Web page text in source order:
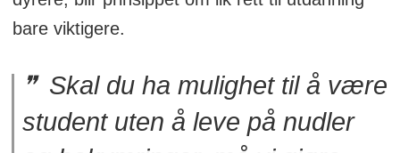
bare viktigere.
Skal du ha mulighet til å være
student uten å leve på nudler